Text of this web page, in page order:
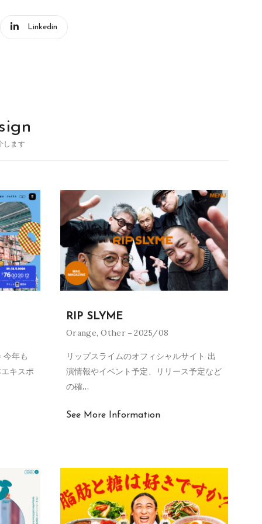
Linkedin
します
今年も
キスポ
RIP SLYME
Orange,Other 2025/08
リップスライムのオフィシャルサイト 出
演情報やイベント予定、リリース予定など
の確…
See More Information